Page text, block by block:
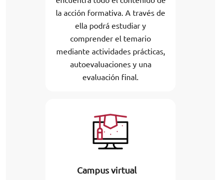
la acción formativa. A través de
ella podrá estudiar y
comprender el temario
mediante actividades prácticas,
autoevaluaciones y una
evaluación final.
Campus virtual